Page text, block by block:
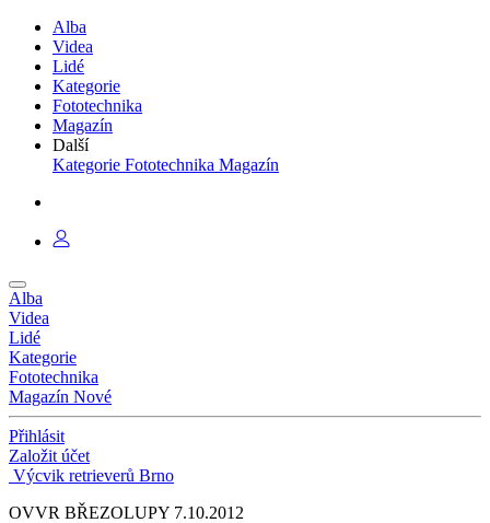
Alba
Videa
Lidé
Kategorie
Fototechnika
Magazín
Další
Kategorie Fototechnika Magazín
Alba
Videa
Lidé
Kategorie
Fototechnika
Magazín Nové
Přihlásit
Založit účet
Výcvik retrieverů Brno
OVVR BŘEZOLUPY 7.10.2012